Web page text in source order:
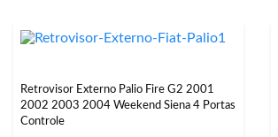
Retrovisor Externo Palio Fire G2 2001
2002 2003 2004 Weekend Siena 4 Portas
Controle